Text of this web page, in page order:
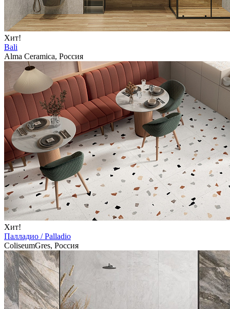
Хит!
Bali
Alma Ceramica, Россия
Хит!
Палладио / Palladio
ColiseumGres, Россия